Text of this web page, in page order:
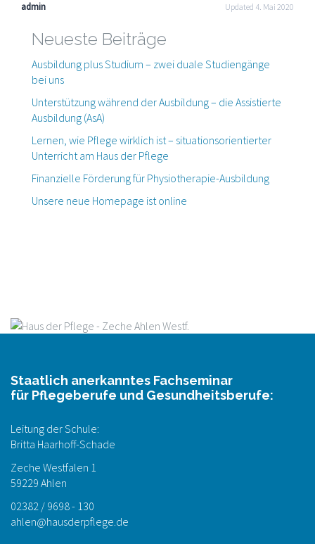
admin Updated 4. Mai 2020
Neueste Beiträge
Ausbildung plus Studium – zwei duale Studiengänge
bei uns
Unterstützung während der Ausbildung – die Assistierte
Ausbildung (AsA)
Lernen, wie Pflege wirklich ist – situationsorientierter
Unterricht am Haus der Pflege
Finanzielle Förderung für Physiotherapie-Ausbildung
Unsere neue Homepage ist online
Staatlich anerkanntes Fachseminar
für Pflegeberufe und Gesundheitsberufe:
Leitung der Schule:
Britta Haarhoff-Schade
Zeche Westfalen 1
59229 Ahlen
02382 / 9698 - 130
ahlen@hausderpflege.de